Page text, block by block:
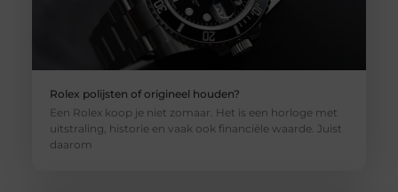
Rolex polijsten of origineel houden?
Een Rolex koop je niet zomaar. Het is een horloge met
uitstraling, historie en vaak ook financiële waarde. Juist
daarom